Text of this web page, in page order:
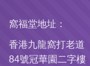
窩福堂地址：
香港九龍窩打老道
84號冠華園二字樓